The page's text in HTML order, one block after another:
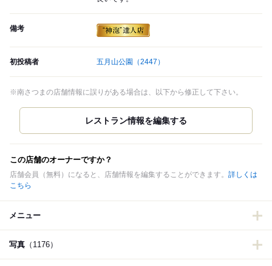
備考
初投稿者 五月山公園 （2447）
※南さつまの店舗情報に誤りがある場合は、以下から修正して下さい。
この店舗のオーナーですか？
店舗会員（無料）になると、店舗情報を編集することができます。 詳しくは
こちら
メニュー
写真 （1176）